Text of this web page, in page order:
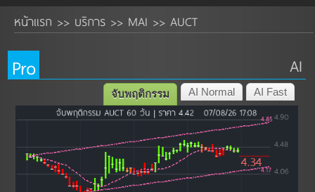
หน้าแรก >> บริการ >> MAI >> AUCT
Pro AI
AI Fast
AI Normal
จับพฤติกรรม